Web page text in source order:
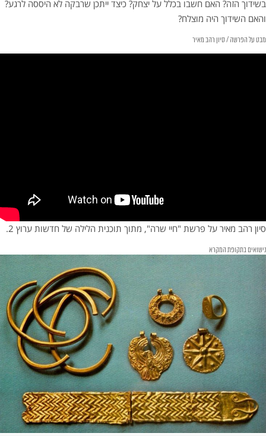
בשידוך הזה? האם חשבו בכלל על יצחק? כיצד ייתכן שרבקה לא היססה לרגע?
והאם השידוך היה מוצלח?
מבט על הפרשה / סיון רהב מאיר
סיון רהב מאיר על פרשת "חיי שרה", מתוך תוכנית הלילה של חדשות ערוץ 2.
נישואים בתקופת המקרא